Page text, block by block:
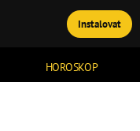
HOROSKOP
TÉMATA
Instalovat